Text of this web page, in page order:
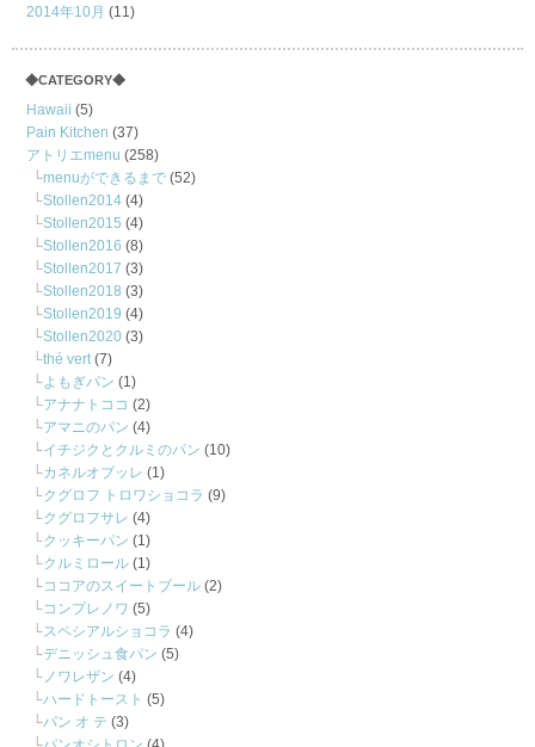
2014年10月 (11)
◆CATEGORY◆
Hawaii (5)
Pain Kitchen (37)
アトリエmenu (258)
menuができるまで (52)
Stollen2014 (4)
Stollen2015 (4)
Stollen2016 (8)
Stollen2017 (3)
Stollen2018 (3)
Stollen2019 (4)
Stollen2020 (3)
thé vert(7)
よもぎパン (1)
アナナトココ (2)
アマニのパン (4)
イチジクとクルミのパン (10)
カネルオブッレ (1)
クグロフ トロワショコラ (9)
クグロフサレ (4)
クッキーパン (1)
クルミロール (1)
ココアのスイートブール (2)
コンプレノワ (5)
スペシアルショコラ (4)
デニッシュ食パン (5)
ノワレザン (4)
ハードトースト (5)
パン オ テ (3)